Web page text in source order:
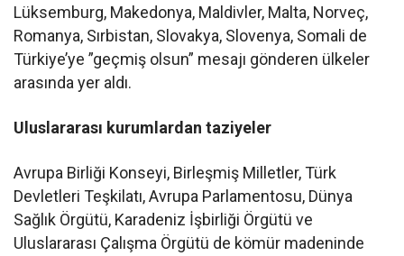
Lüksemburg, Makedonya, Maldivler, Malta, Norveç,
Romanya, Sırbistan, Slovakya, Slovenya, Somali de
Türkiye’ye ”geçmiş olsun” mesajı gönderen ülkeler
arasında yer aldı.
Uluslararası kurumlardan taziyeler
Avrupa Birliği Konseyi, Birleşmiş Milletler, Türk
Devletleri Teşkilatı, Avrupa Parlamentosu, Dünya
Sağlık Örgütü, Karadeniz İşbirliği Örgütü ve
Uluslararası Çalışma Örgütü de kömür madeninde